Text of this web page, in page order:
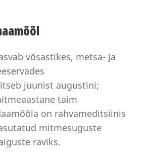
võsastikes, metsa- ja
juunist augustini;
taim
on rahvameditsiinis
mitmesuguste
raviks.